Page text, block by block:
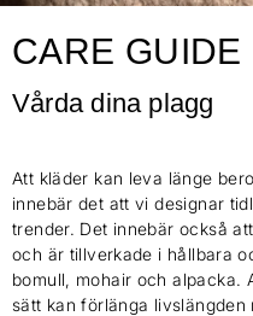
CARE GUIDE
Vårda dina plagg
Att kläder kan leva länge
innebär det att vi designar
trender. Det innebär också
och är tillverkade i hållbara
bomull, mohair och alpacka.
sätt kan förlänga